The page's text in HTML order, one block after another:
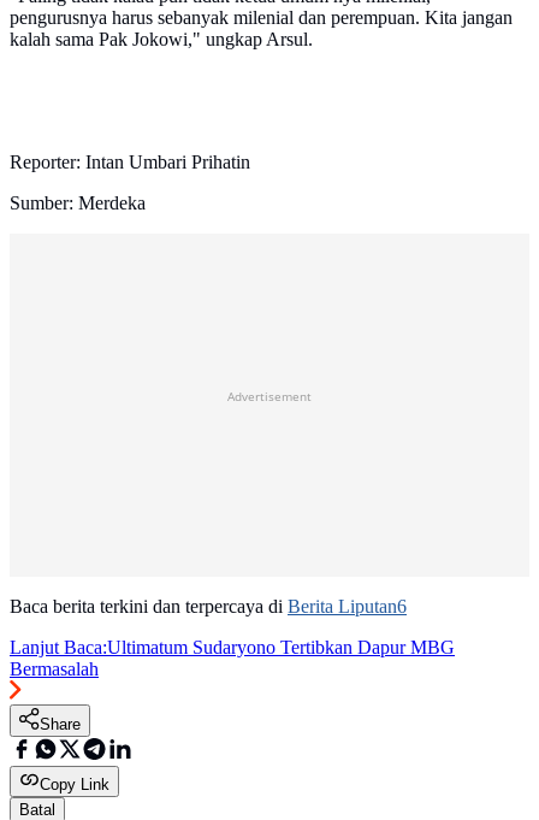
pengurusnya harus sebanyak milenial dan perempuan. Kita jangan
kalah sama Pak Jokowi," ungkap Arsul.
Reporter: Intan Umbari Prihatin
Sumber: Merdeka
Advertisement
Baca berita terkini dan terpercaya di Berita Liputan6
Lanjut Baca:Ultimatum Sudaryono Tertibkan Dapur MBG
Bermasalah
Share
Copy Link
Batal